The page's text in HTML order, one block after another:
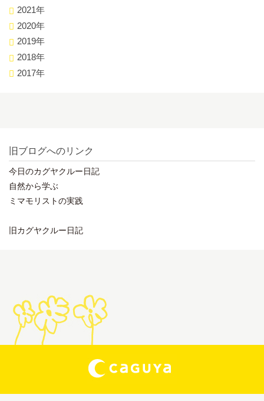
2021年
2020年
2019年
2018年
2017年
旧ブログへのリンク
今日のカグヤクルー日記
自然から学ぶ
ミマモリストの実践
旧カグヤクルー日記